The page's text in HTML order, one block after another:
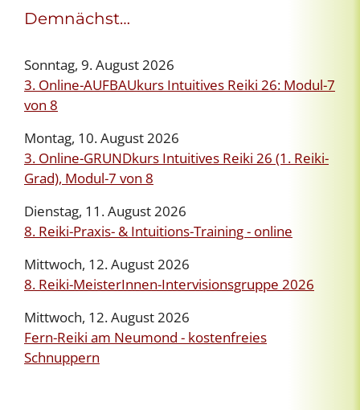
Demnächst…
Sonntag, 9. August 2026
3. Online-AUFBAUkurs Intuitives Reiki 26: Modul-7
von 8
Montag, 10. August 2026
3. Online-GRUNDkurs Intuitives Reiki 26 (1. Reiki-
Grad), Modul-7 von 8
Dienstag, 11. August 2026
8. Reiki-Praxis- & Intuitions-Training - online
Mittwoch, 12. August 2026
8. Reiki-MeisterInnen-Intervisionsgruppe 2026
Mittwoch, 12. August 2026
Fern-Reiki am Neumond - kostenfreies
Schnuppern